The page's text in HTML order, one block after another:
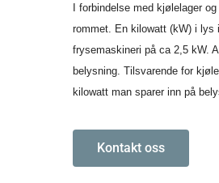
I forbindelse med kjølelager
rommet. En kilowatt (kW) i lys
frysemaskineri på ca 2,5 kW.
belysning. Tilsvarende for
kilowatt man sparer inn på
Kontakt oss